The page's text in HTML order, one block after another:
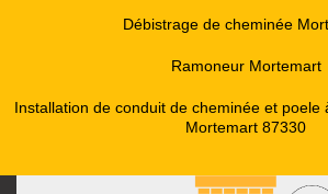
Débistrage de cheminée
Ramoneur Mortemart
Installation de conduit de cheminée et poele
Mortemart 87330